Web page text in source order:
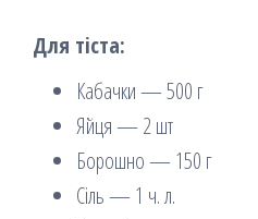
Для тіста:
Кабачки — 500 г
Яйця — 2 шт
Борошно — 150 г
Сіль — 1 ч. л.